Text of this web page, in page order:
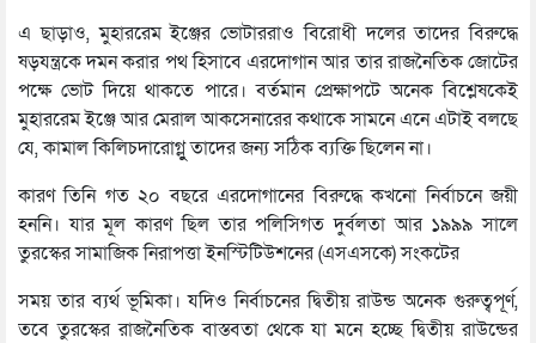
এ ছাড়াও, মুহাররেম ইঞ্জের ভোটাররাও বিরোধী দলের তাদের বিরুদ্ধে
ষড়যন্ত্রকে দমন করার পথ হিসাবে এরদোগান আর তার রাজনৈতিক জোটের
পক্ষে ভোট দিয়ে থাকতে পারে। বর্তমান প্রেক্ষাপটে অনেক বিশ্লেষকেই
মুহাররেম ইঞ্জে আর মেরাল আকসেনারের কথাকে সামনে এনে এটাই বলছে
যে, কামাল কিলিচদারোগ্লুু তাদের জন্য সঠিক ব্যক্তি ছিলেন না।
কারণ তিনি গত ২০ বছরে এরদোগানের বিরুদ্ধে কখনো নির্বাচনে জয়ী
হননি। যার মূল কারণ ছিল তার পলিসিগত দুর্বলতা আর ১৯৯৯ সালে
তুরস্কের সামাজিক নিরাপত্তা ইনস্টিটিউশনের (এসএসকে) সংকটের
সময় তার ব্যর্থ ভূমিকা। যদিও নির্বাচনের দ্বিতীয় রাউন্ড অনেক গুরুত্বপূর্ণ,
তবে তুরস্কের রাজনৈতিক বাস্তবতা থেকে যা মনে হচ্ছে দ্বিতীয় রাউন্ডের